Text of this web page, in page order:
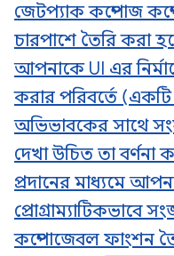
জেটপ্যাক কম্পোজ
চারপাশে তৈরি করা
আপনাকে UI এর
করার পরিবর্তে
অভিভাবকের সাথে
দেখা উচিত তা বর্ণনা
প্রদানের মাধ্যমে
প্রোগ্রাম্যাটিকভাবে
কম্পোজেবল ফাংশন